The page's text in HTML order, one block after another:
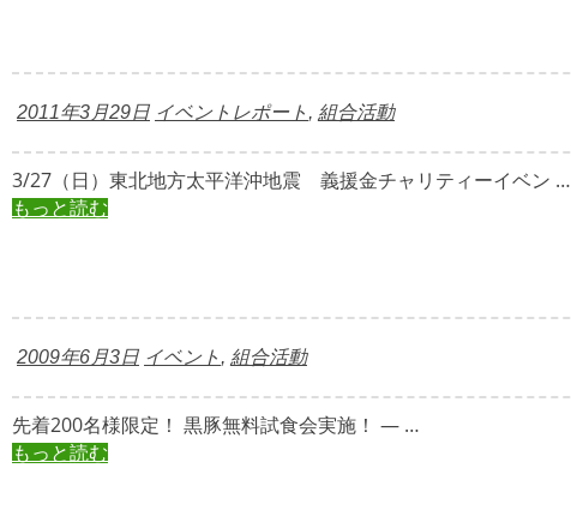
2011年3月29日 イベントレポート , 組合活動
3/27（日）東北地方太平洋沖地震 義援金チャリティーイベン …
もっと読む
2009年6月3日 イベント , 組合活動
先着200名様限定！ 黒豚無料試食会実施！ — …
もっと読む